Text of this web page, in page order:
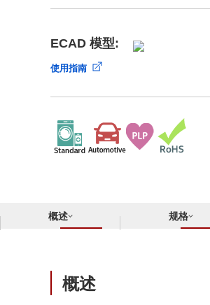
了解⽇清纺微电⼦株式会
ECAD 模型:
使用指南
概述 规格
概述